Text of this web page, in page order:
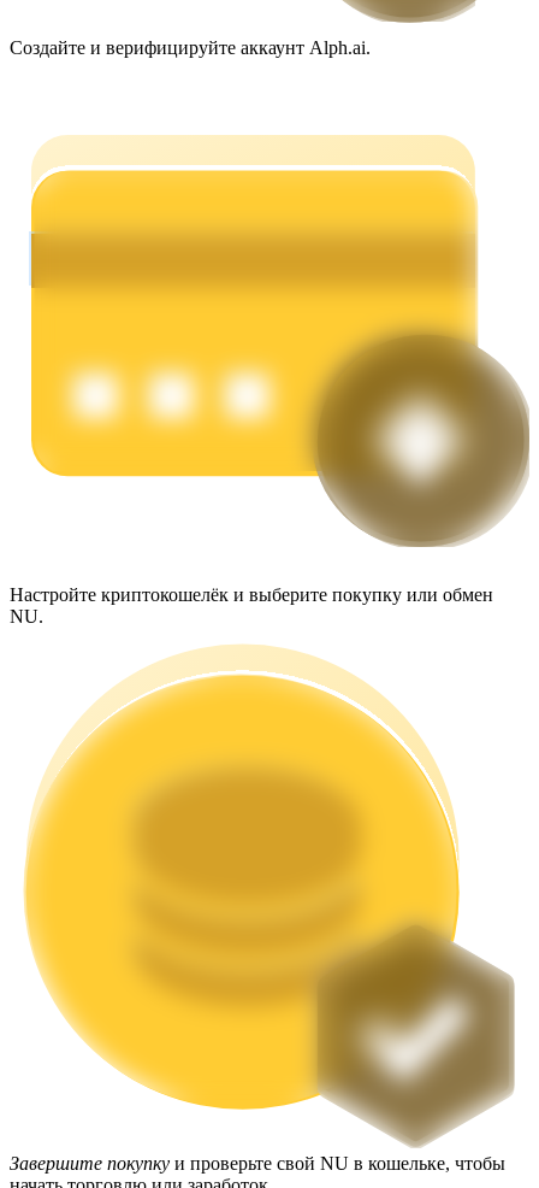
Торговые стратегии
Заработок
Гибкая ставка для заработка популярных токенов
Создайте и верифицируйте аккаунт Alph.ai.
Настройте криптокошелёк и выберите покупку или обмен
NU.
Завершите покупку и проверьте свой NU в кошельке, чтобы